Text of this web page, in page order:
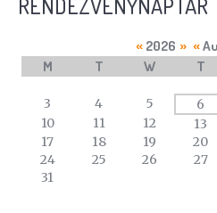
RENDEZVÉNYNAPTÁR
calendar
events
« 2026 » «
M T W T
3
4 5 6
10
11 12 13
17
18 19 20
24
25 26 27
31